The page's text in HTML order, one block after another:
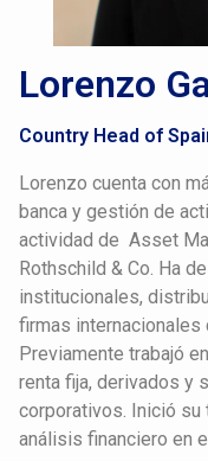
Lorenzo
Country Head of
Lorenzo cuenta con
banca y gestión de
actividad de Asset
Rothschild & Co. Ha
institucionales,
firmas internacionales
Previamente trabajó
renta fija, derivados y
corporativos. Inició su
análisis financiero en